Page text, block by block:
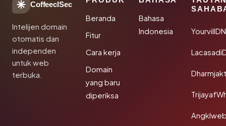
CoffeeclSec
Intelijen domain
otomatis dan
independen
untuk web
terbuka.
Beranda
Fitur
Cara kerja
Domain
yang baru
diperiksa
Bahasa
Indonesia